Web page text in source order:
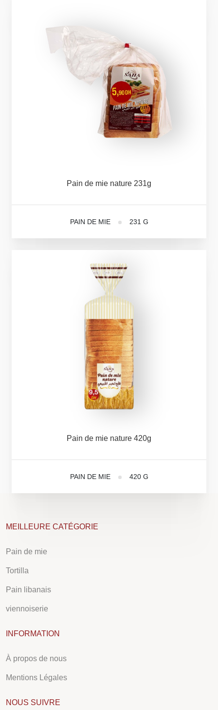
Pain de mie nature 231g
PAIN DE MIE 231 G
Pain de mie nature 420g
PAIN DE MIE 420 G
MEILLEURE CATÉGORIE
Pain de mie
Tortilla
Pain libanais
viennoiserie
INFORMATION
À propos de nous
Mentions Légales
NOUS SUIVRE